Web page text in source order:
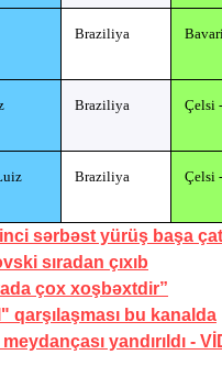
Braziliya
Braziliya Çelsi
Braziliya Çelsi
sərbəst yürüş başa
sıradan çıxıb
çox xoşbəxtdir”
bu kanalda
yandırıldı -